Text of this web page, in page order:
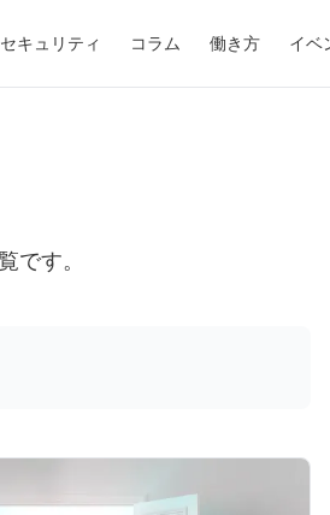
セキュリティ コラム 働き方 イベ
です。